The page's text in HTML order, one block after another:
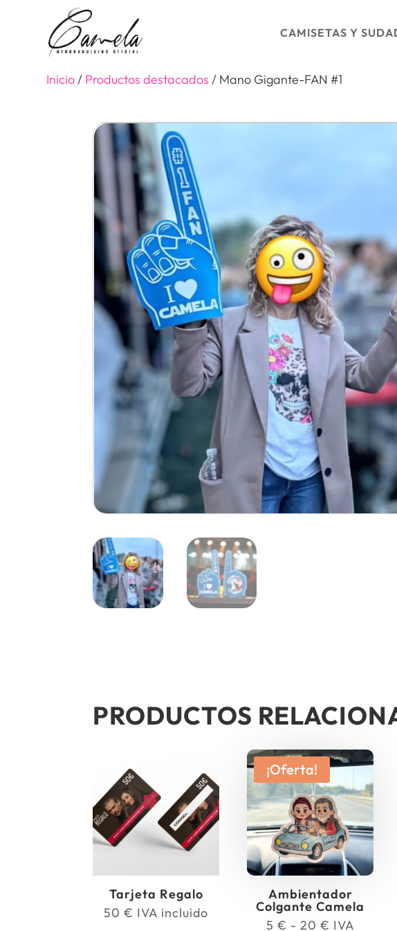
CAMISETAS Y
Inicio/ Productos destacados / Mano Gigante-FAN #1
PRODUCTOS
Tarjeta Regalo
50€ IVA incluido
¡Oferta!
Ambientador
Colgante Camela
5 € - 20 € Rango
IVA